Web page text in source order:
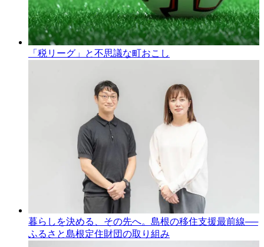
「税リーグ」と不思議な町おこし
暮らしを決める、その先へ。島根の移住支援最前線──
ふるさと島根定住財団の取り組み